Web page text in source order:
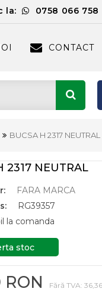
la: 0758 066 758
CONTACT
BUCSA H 2317 NEUTRAL
2317 NEUTRAL
FARA MARCA
RG39357
la comanda
stoc
Fără TVA: